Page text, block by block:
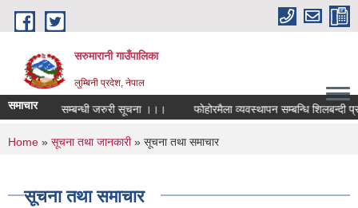
Skip to main content
सरुमारानी गाउँपालिका
लुम्बिनी प्रदेश, नेपाल
समाचार
नविकरण गर्ने सम्बन्धी जरुरी सूचना ।।। फोहोरमैला व्यवस्थापन सम्बन्धि शिलबन्दी
You are here
Home » सूचना तथा जानकारी» सूचना तथा समाचार
सूचना तथा समाचार